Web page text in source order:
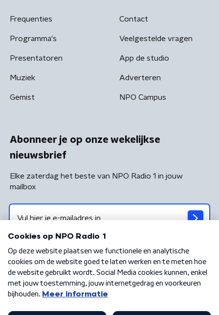
Frequenties
Programma's
Presentatoren
Muziek
Gemist
Contact
Veelgestelde vragen
App de studio
Adverteren
NPO Campus
Abonneer je op onze wekelijkse
nieuwsbrief
Elke zaterdag het beste van NPO Radio 1 in jouw
mailbox
Algemene voorwaarden